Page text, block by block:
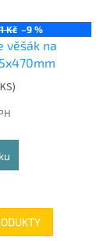
Kč –9 %
věšák na
)